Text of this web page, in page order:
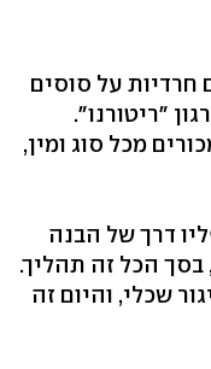
על סוסים
"ריטורנו".
מטופלים מכורים מכל סוג ומין,
דרך של הבנה
בסך הכל זה תהליך.
שכלי, והיום זה